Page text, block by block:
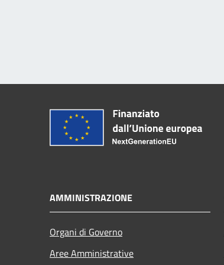
AMMINISTRAZIONE
Organi di Governo
Aree Amministrative